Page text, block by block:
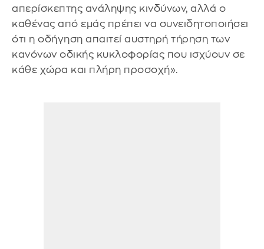
απερίσκεπτης ανάληψης κινδύνων, αλλά ο
καθένας από εμάς πρέπει να συνειδητοποιήσει
ότι η οδήγηση απαιτεί αυστηρή τήρηση των
κανόνων οδικής κυκλοφορίας που ισχύουν σε
κάθε χώρα και πλήρη προσοχή».